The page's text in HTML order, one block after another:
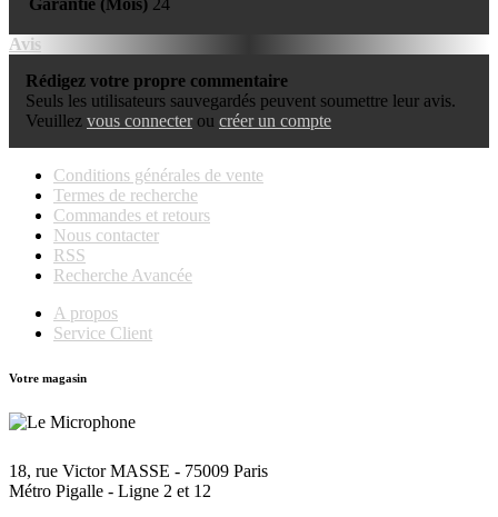
Garantie (Mois) 24
Avis
Rédigez votre propre commentaire
Seuls les utilisateurs sauvegardés peuvent soumettre leur avis.
Veuillez vous connecterou créer un compte
Conditions générales de vente
Termes de recherche
Commandes et retours
Nous contacter
RSS
Recherche Avancée
A propos
Service Client
Votre magasin
18, rue Victor MASSE - 75009 Paris
Métro Pigalle - Ligne 2 et 12